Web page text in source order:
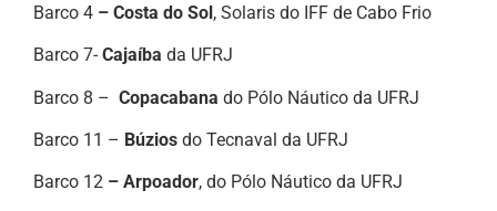
Barco 4 – Costa do Sol, Solaris do IFF de Cabo Frio
Barco 7- Cajaíba da UFRJ
Barco 8 – Copacabana do Pólo Náutico da UFRJ
Barco 11 – Búzios do Tecnaval da UFRJ
Barco 12 – Arpoador, do Pólo Náutico da UFRJ